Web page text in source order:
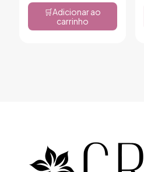
Adicionar ao
carrinho